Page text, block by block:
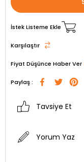
İstek Listeme Ekle
Karşılaştır
Fiyat Düşünce Haber Ver
Paylaş :
Tavsiye Et
Yorum Yaz